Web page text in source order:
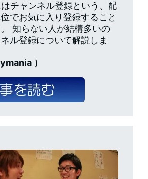
チャンネル登録という、配
でお気に入り登録すること
知らない人が結構多いの
ル登録について解説しま
）